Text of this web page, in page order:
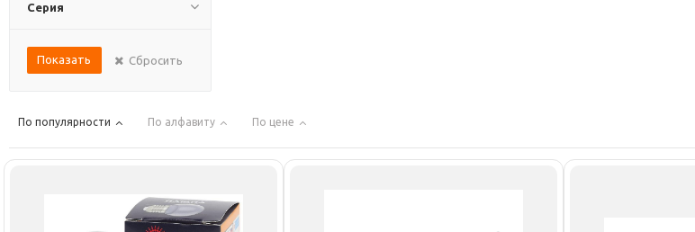
Серия
Показать Сбросить
По популярности По алфавиту По цене